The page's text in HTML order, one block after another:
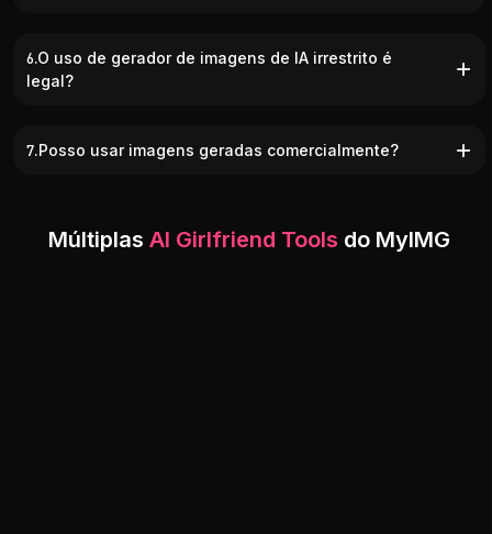
6.O uso de gerador de imagens de IA irrestrito é
legal?
7.Posso usar imagens geradas comercialmente?
Múltiplas AI Girlfriend Tools do MyIMG